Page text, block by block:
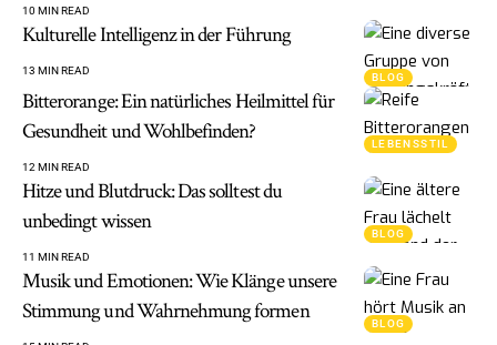
10 MIN READ
BLOG
Kulturelle Intelligenz in der Führung
13 MIN READ
LEBENSSTIL
Bitterorange: Ein natürliches Heilmittel für
Gesundheit und Wohlbefinden?
12 MIN READ
BLOG
Hitze und Blutdruck: Das solltest du
unbedingt wissen
11 MIN READ
BLOG
Musik und Emotionen: Wie Klänge unsere
Stimmung und Wahrnehmung formen